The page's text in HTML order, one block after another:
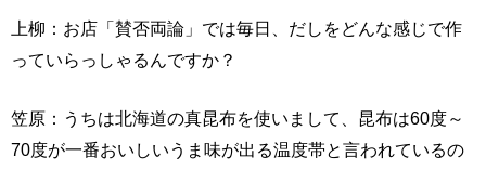
上柳：お店「賛否両論」では毎日、だしをどんな感じで作
っていらっしゃるんですか？
笠原：うちは北海道の真昆布を使いまして、昆布は60度～
70度が一番おいしいうま味が出る温度帯と言われているの